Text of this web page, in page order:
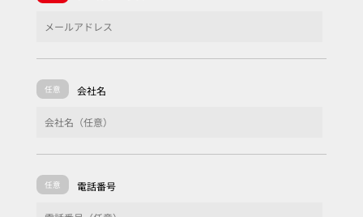
任意 会社名
任意 電話番号